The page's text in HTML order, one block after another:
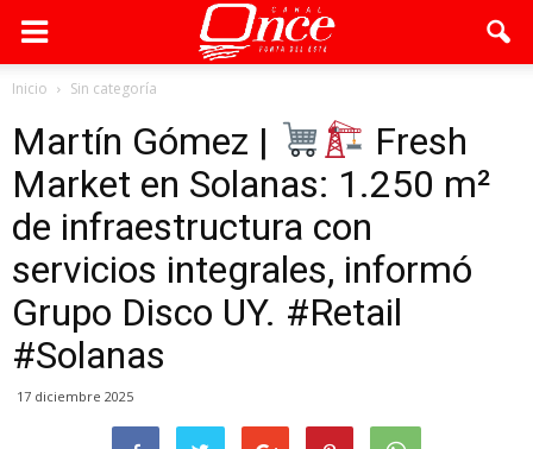
Inicio Sin categoría
Martín Gómez |
Fresh
Market en Solanas: 1.250 m²
de infraestructura con
servicios integrales, informó
Grupo Disco UY. #Retail
#Solanas
17 diciembre 2025